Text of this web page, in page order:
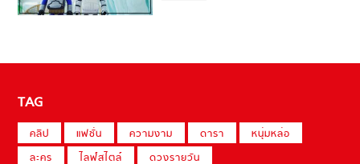
TAG
คลิป แฟชั่น ความงาม ดารา
หนุ่มหล่อ
ละคร
ไลฟ์สไตล์ ดวงรายวัน